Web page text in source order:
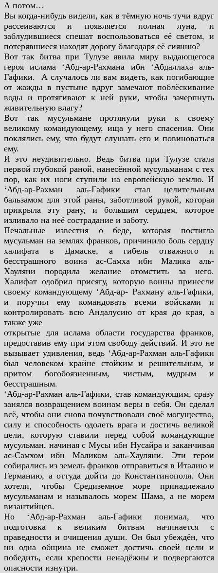
А потом…
Вы когда-нибудь видели, как в тёмную ночь тучи вдруг
рассеиваются и появляется полная луна, и
заблудившиеся спешатвоспользоваться её светом, и
потерявшиеся находят дорогу благодаря её сиянию?
Вот так битва при Тулузе явила миру выдающегося
герояислама ‘Абд-ар-Рахмана ибн ‘Абдаллаха аль-
Гафики. А случалось ли вам видеть, как погибающие
от жажды в пустыне вдруг замечают поблёскивание
воды и протягивают к ней руки, чтобы зачерпнуть
живительную влагу?
Вот так мусульмане протянули руки к своему
великому командующему, ища у него спасения. Они
поклялись ему, что будут слушать его и повиноваться
ему.
И это неудивительно. Ведь битва при Тулузе стала
первойглубокой раной, нанесённой мусульманам с тех
пор, как их ноги ступили на европейскую землю. И
‘Абд-ар-Рахман аль-Гафики стал целительным
бальзамом для этой раны, заботливой рукой, которая
прикрыла эту рану, и большим сердцем, которое
изливало на неё сострадание и заботу.
Печальные известия о беде, которая постигла
мусульман на землях франков, причинило боль сердцу
халифата в Дамаске, а гибель отважного и
бесстрашного воина ас-Самха ибн Малика аль-
Хауляни породила желание отомстить за него.
Халифат одобрилприсягу, которую воины принесли
своему командующему ‘Абд-ар- Рахману аль-Гафики,
и поручил ему командовать всеми войсками и
контролировать всю Андалусию от края до края, а
также уже
открытые для ислама области государства франков,
предоставив ему при этом свободу действий. И это не
вызывает удивления, ведь ‘Абд-ар-Рахман аль-Гафики
был человеком крайне стойким и решительным, и
притомбогобоязненным, чистым, мудрым и
бесстрашным.
‘Абд-ар-Рахман аль-Гафики, став командующим, сразу
занялся возвращением воинам веры в себя. Он сделал
всё, чтобы они сновапочувствовали своё могущество,
силу и способность одолеть врага и достичь великой
цели, которую ставили перед собой командующие
мусульман, начиная с Мусы ибн Нусайра и заканчивая
ас-Самхом ибн Маликом аль-Хауляни. Эти герои
собирались из земель франков отправиться в Италию и
Германию, аоттуда дойти до Константинополя. Они
хотели, чтобы Средиземноеморе принадлежало
мусульманам и называлось морем Шама, а не морем
византийцев.
Но ‘Абд-ар-Рахман аль-Гафики понимал, что
подготовка к великимбитвам начинается с
праведности и очищения души. Он был убеждён, что
ни одна община не сможет достичь своей цели и
победить, если крепости ненадёжны и подвергаются
опасности изнутри.